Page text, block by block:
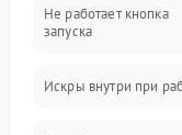
Нагрев и
Программное
Не работает кнопка
запуска
Искры внутри при